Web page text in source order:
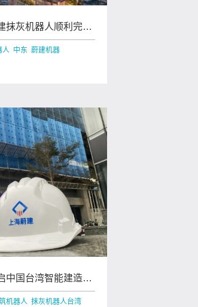
抹灰机器人顺利完成
人 中东 蔚建机器
中国台湾智能建造新
机器人 抹灰机器人台湾